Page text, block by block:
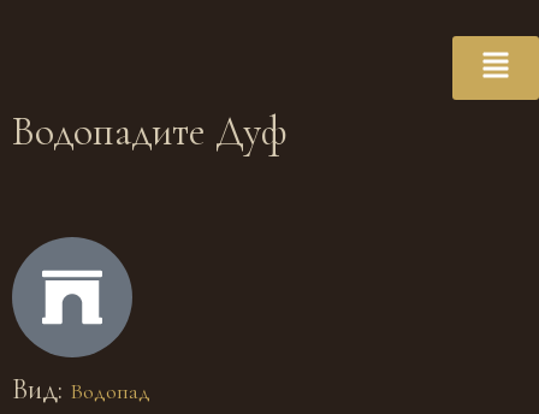
Водопадите Дуф
Вид: Водопад